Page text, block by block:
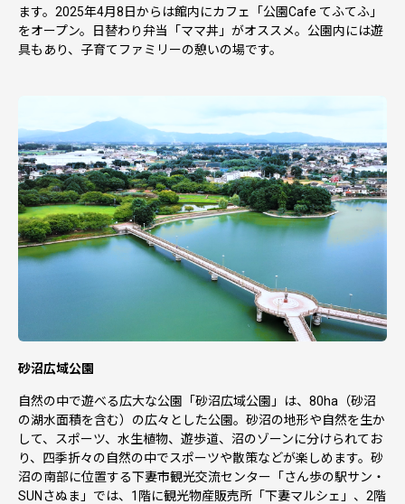
ます。2025年4月8日からは館内にカフェ「公園Cafe てふてふ」
をオープン。日替わり弁当「ママ丼」がオススメ。公園内には遊
具もあり、子育てファミリーの憩いの場です。
砂沼広域公園
自然の中で遊べる広大な公園「砂沼広域公園」は、80ha（砂沼
の湖水面積を含む）の広々とした公園。砂沼の地形や自然を生か
して、スポーツ、水生植物、遊歩道、沼のゾーンに分けられてお
り、四季折々の自然の中でスポーツや散策などが楽しめます。砂
沼の南部に位置する下妻市観光交流センター「さん歩の駅サン・
SUNさぬま」では、1階に観光物産販売所「下妻マルシェ」、2階